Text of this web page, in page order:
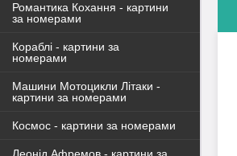
Романтика Кохання - картини
за номерами
Кораблі - картини за
номерами
Машини Мотоцикли Літаки -
картини за номерами
Космос - картини за номерами